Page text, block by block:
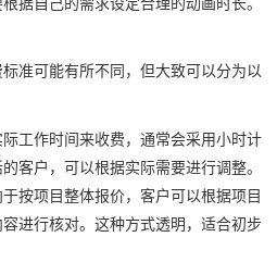
准可能有所不同，但大致可以分为以
工作时间来收费，通常会采用小时计
客户，可以根据实际需要进行调整。
按项目整体报价，客户可以根据项目
进行核对。这种方式透明，适合初步